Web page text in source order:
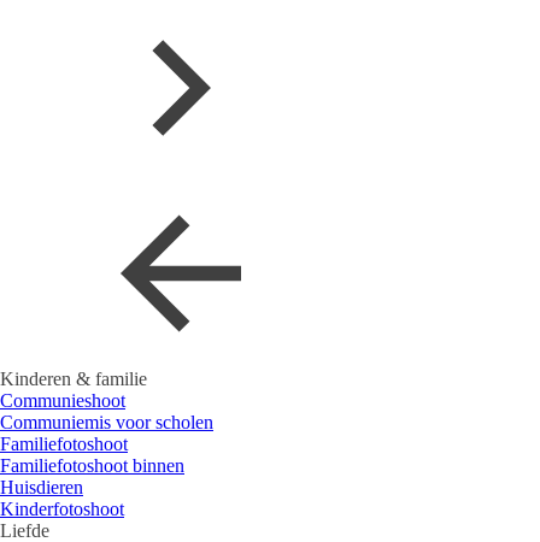
Kinderen & familie
Communieshoot
Communiemis voor scholen
Familiefotoshoot
Familiefotoshoot binnen
Huisdieren
Kinderfotoshoot
Liefde